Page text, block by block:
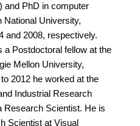
and PhD in computer
National University,
and 2008, respectively.
a Postdoctoral fellow at the
Mellon University,
2012 he worked at the
Industrial Research
Research Scientist. He is
Scientist at Visual